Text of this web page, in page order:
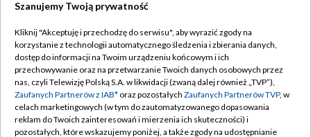
TVP
Abonament TVP
Emisja w TVP
Centrum informacji TVP
Regulamin TVP
Polityka prywatności
Moje zgody
Szanujemy Twoją prywatność
Kliknij "Akceptuję i przechodzę do serwisu", aby wyrazić zgody na
korzystanie z technologii automatycznego śledzenia i zbierania danych,
dostęp do informacji na Twoim urządzeniu końcowym i ich
przechowywanie oraz na przetwarzanie Twoich danych osobowych przez
nas, czyli Telewizję Polską S.A. w likwidacji (zwaną dalej również „TVP”),
Zaufanych Partnerów z IAB* oraz pozostałych Zaufanych Partnerów TVP, w
celach marketingowych (w tym do zautomatyzowanego dopasowania
reklam do Twoich zainteresowań i mierzenia ich skuteczności) i
pozostałych, które wskazujemy poniżej, a także zgody na udostępnianie